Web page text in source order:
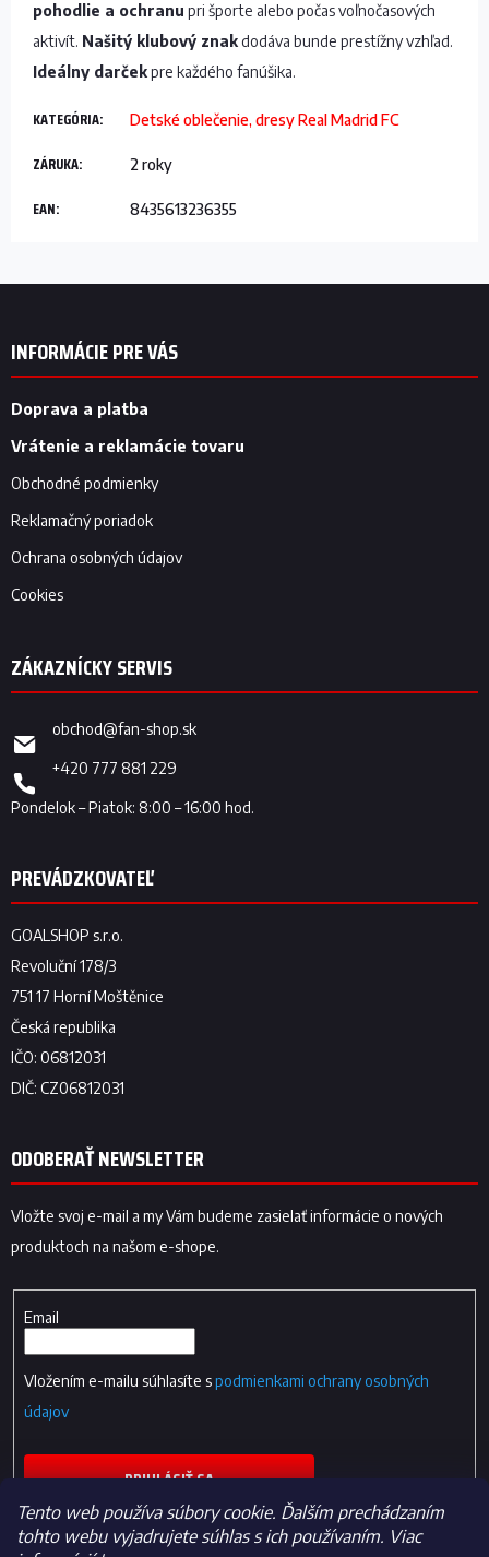
Tento web používa súbory cookie. Ďalším prechádzaním
tohto webu vyjadrujete súhlas s ich používaním. Viac
pohodlie a ochranu pri športe alebo počas voľnočasových
aktivít. Našitý klubový znakdodáva bunde prestížny vzhľad.
Ideálny darčekpre každého fanúšika.
KATEGÓRIA: Detské oblečenie, dresy Real Madrid FC
ZÁRUKA: 2 roky
EAN: 8435613236355
Z
INFORMÁCIE PRE VÁS
Doprava a platba
Vrátenie a reklamácie tovaru
Obchodné podmienky
Reklamačný poriadok
Ochrana osobných údajov
Cookies
obchod@fan-shop.sk
+420 777 881 229
ODOBERAŤ NEWSLETTER
Vložte svoj e-mail a my Vám budeme zasielať informácie o nových
produktoch na našom e-shope.
Email
Vložením e-mailu súhlasíte spodmienkami ochrany osobných
údajov
PRIHLÁSIŤ SA